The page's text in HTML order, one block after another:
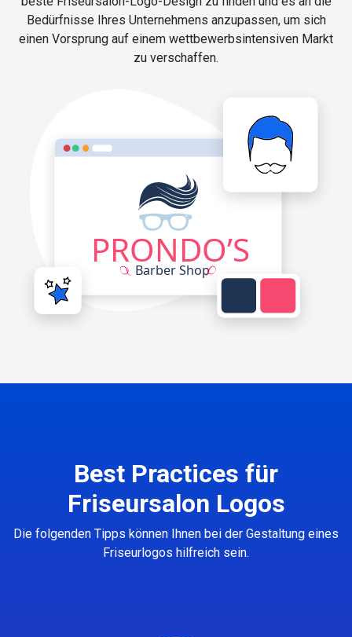
Bedürfnisse Ihres Unternehmens anzupassen, um sich
einen Vorsprung auf einem wettbewerbsintensiven Markt
zu verschaffen.
Best Practices für
Friseursalon Logos
Die folgenden Tipps können Ihnen bei der Gestaltung eines
Friseurlogos hilfreich sein.